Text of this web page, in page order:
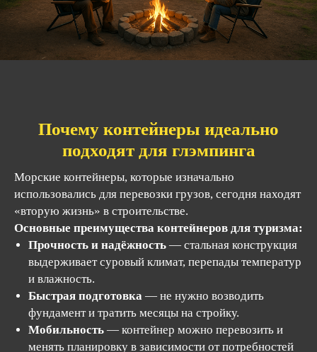
Почему контейнеры идеально
подходят для глэмпинга
Морские контейнеры, которые изначально
использовались для перевозки грузов, сегодня находят
«вторую жизнь» в строительстве.
Основные преимущества контейнеров для туризма:
Прочность и надёжность — стальная конструкция
выдерживает суровый климат, перепады температур
и влажность.
Быстрая подготовка — не нужно возводить
фундамент и тратить месяцы на стройку.
Мобильность — контейнер можно перевозить и
менять планировку в зависимости от потребностей